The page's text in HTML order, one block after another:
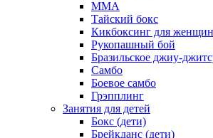
MMA
Тайский бокс
Кикбоксинг для женщин
Рукопашный бой
Бразильское джиу-
Самбо
Боевое самбо
Грэпплинг
Занятия для детей
Бокс (дети)
Брейкданс (дети)